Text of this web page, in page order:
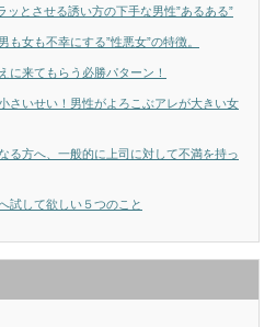
ッとさせる誘い方の下手な男性”あるある”
女も不幸にする”性悪女”の特徴。
に来てもらう必勝パターン！
さいせい！男性がよろこぶアレが大きい女
る方へ、一般的に上司に対して不満を持っ
試して欲しい５つのこと